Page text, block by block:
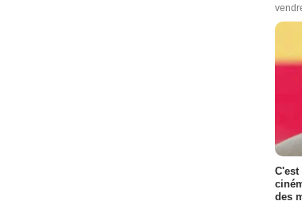
des